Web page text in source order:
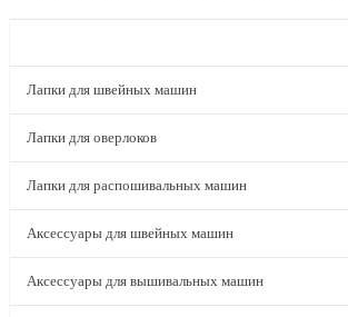
Лапки для швейных машин
Лапки для оверлоков
Лапки для распошивальных машин
Аксессуары для швейных машин
Аксессуары для вышивальных машин